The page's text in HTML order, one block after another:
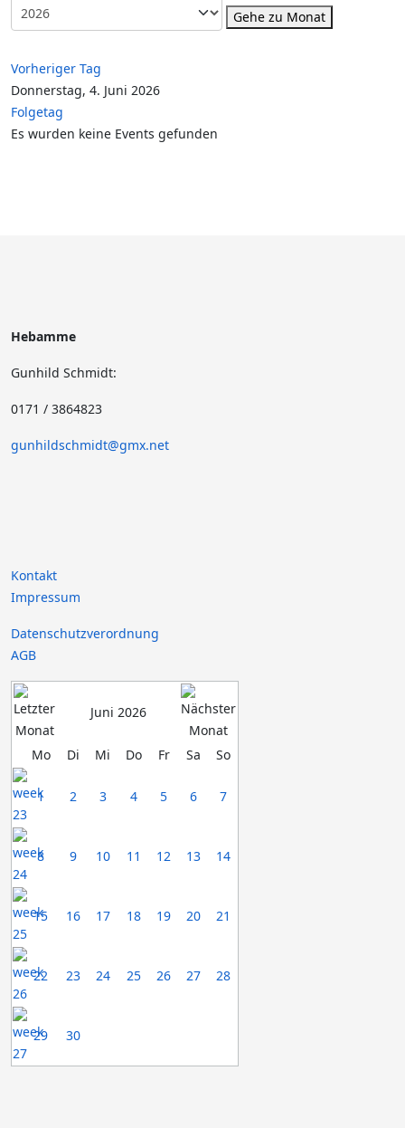
Gehe zu Monat
Vorheriger Tag
Donnerstag, 4. Juni 2026
Folgetag
Es wurden keine Events gefunden
Hebamme
Gunhild Schmidt:
0171 / 3864823
gunhildschmidt@gmx.net
Kontakt
Impressum
Datenschutzverordnung
AGB
Juni 2026
Mo Di Mi Do Fr Sa So
1 2 3 4 5 6 7
8 9 10 11 12 13 14
15 16 17 18 19 20 21
22 23 24 25 26 27 28
29 30